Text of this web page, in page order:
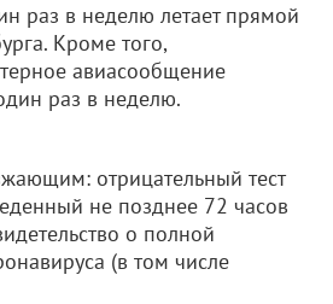
раз в неделю летает прямой
Кроме того,
авиасообщение
раз в неделю.
отрицательный тест
не позднее 72 часов
о полной
(в том числе